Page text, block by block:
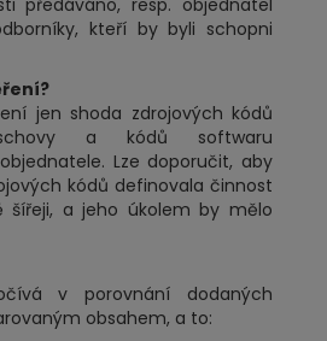
předáváno, resp. objednatel
kteří by byli schopni
jen shoda zdrojových kódů
a kódů softwaru
Lze doporučit, aby
kódů definovala činnost
šířeji, a jeho úkolem by mělo
v porovnání dodaných
obsahem, a to: